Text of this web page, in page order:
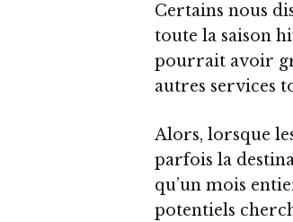
Certains nous
toute la saison
pourrait avoir
autres services
Alors, lorsque
parfois la
qu’un mois
potentiels